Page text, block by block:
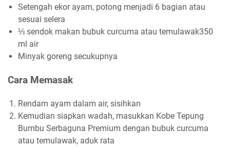
Setengah ekor ayam, potong menjadi 6 bagian atau
sesuai selera
⅓ sendok makan bubuk curcuma atau temulawak350
ml air
Minyak goreng secukupnya
Cara Memasak
Rendam ayam dalam air, sisihkan
Kemudian siapkan wadah, masukkan Kobe Tepung
Bumbu Serbaguna Premium dengan bubuk curcuma
atau temulawak, aduk rata